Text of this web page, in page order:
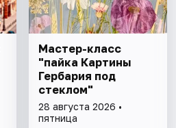
Мастер-класс
"пайка Картины
Гербария под
стеклом"
28 августа 2026 •
пятница